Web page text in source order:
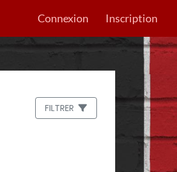
Connexion Inscription
FILTRER